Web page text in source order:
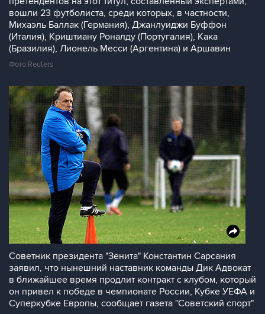
вошли 23 футболиста, среди которых, в частности,
Михаэль Баллак (Германия), Джанлуиджи Буффон
(Италия), Криштиану Роналду (Португалия), Кака
(Бразилия), Лионель Месси (Аргентина) и Аршавин
Фото Reuters
Советник президента "Зенита" Константин Сарсания
заявил, что нынешний наставник команды Дик Адвокат
в ближайшее время продлит контракт с клубом, который
он привел к победе в чемпионате России, Кубке УЕФА и
Суперкубке Европы, сообщает газета "Советский спорт"